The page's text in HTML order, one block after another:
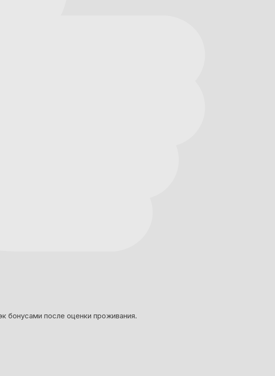
бонусами после оценки проживания.